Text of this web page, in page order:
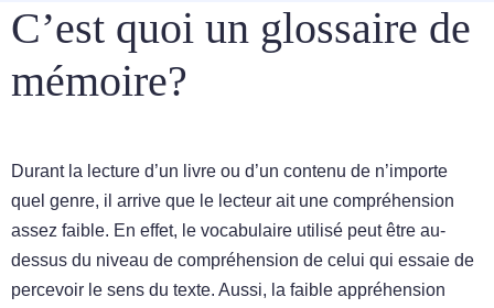
C’est quoi un glossaire de
mémoire?
Durant la lecture d’un livre ou d’un contenu de n’importe
quel genre, il arrive que le lecteur ait une compréhension
assez faible. En effet, le vocabulaire utilisé peut être au-
dessus du niveau de compréhension de celui qui essaie de
percevoir le sens du texte. Aussi, la faible appréhension